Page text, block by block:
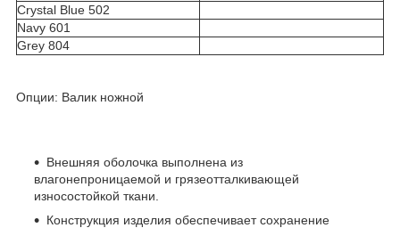
Crystal Blue 502
Navy 601
Grey 804
Опции: Валик ножной
Внешняя оболочка выполнена из
влагонепроницаемой и грязеотталкивающей
износостойкой ткани.
Конструкция изделия обеспечивает сохранение